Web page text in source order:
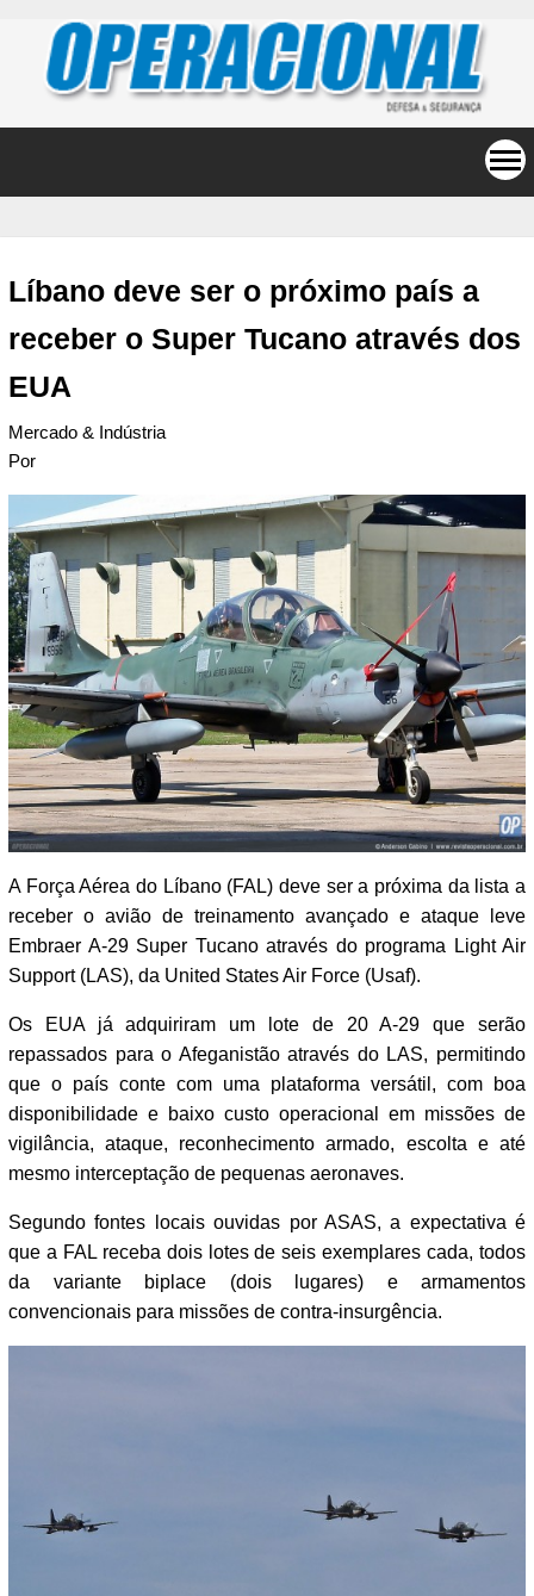
Líbano deve ser o próximo país a
receber o Super Tucano através dos
EUA
Mercado & Indústria
Por
A Força Aérea do Líbano (FAL) deve ser a próxima da lista a
receber o avião de treinamento avançado e ataque leve
Embraer A-29 Super Tucano através do programa Light Air
Support (LAS), da United States Air Force (Usaf).
Os EUA já adquiriram um lote de 20 A-29 que serão
repassados para o Afeganistão através do LAS, permitindo
que o país conte com uma plataforma versátil, com boa
disponibilidade e baixo custo operacional em missões de
vigilância, ataque, reconhecimento armado, escolta e até
mesmo interceptação de pequenas aeronaves.
Segundo fontes locais ouvidas por ASAS, a expectativa é
que a FAL receba dois lotes de seis exemplares cada, todos
da variante biplace (dois lugares) e armamentos
convencionais para missões de contra-insurgência.